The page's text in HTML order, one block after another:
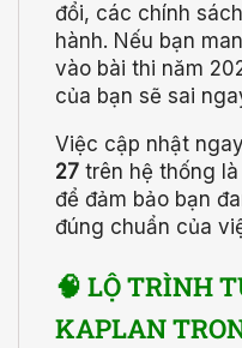
đổi, các chính
hành. Nếu bạn
vào bài thi năm
của bạn sẽ sai
Việc cập nhật ngay
27 trên hệ thống
để đảm bảo bạn
đúng chuẩn của
🧠 LỘ TRÌNH
KAPLAN